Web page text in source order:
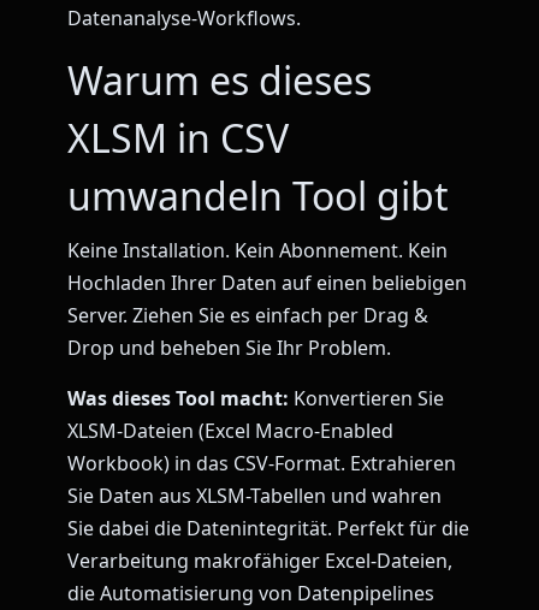
Datenanalyse-Workflows.
Warum es dieses
XLSM in CSV
umwandeln Tool gibt
Keine Installation. Kein Abonnement. Kein
Hochladen Ihrer Daten auf einen beliebigen
Server. Ziehen Sie es einfach per Drag &
Drop und beheben Sie Ihr Problem.
Was dieses Tool macht: Konvertieren Sie
XLSM-Dateien (Excel Macro-Enabled
Workbook) in das CSV-Format. Extrahieren
Sie Daten aus XLSM-Tabellen und wahren
Sie dabei die Datenintegrität. Perfekt für die
Verarbeitung makrofähiger Excel-Dateien,
die Automatisierung von Datenpipelines